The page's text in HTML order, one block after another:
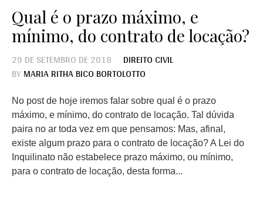
Qual é o prazo máximo, e
mínimo, do contrato de locação?
29 DE SETEMBRO DE 2018
DIREITO CIVIL
BYMARIA RITHA BICO BORTOLOTTO
No post de hoje iremos falar sobre qual é o prazo
máximo, e mínimo, do contrato de locação. Tal dúvida
paira no ar toda vez em que pensamos: Mas, afinal,
existe algum prazo para o contrato de locação? A Lei do
Inquilinato não estabelece prazo máximo, ou mínimo,
para o contrato de locação, desta forma...